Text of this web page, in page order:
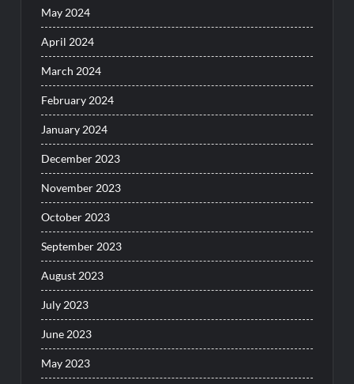
May 2024
April 2024
March 2024
February 2024
January 2024
December 2023
November 2023
October 2023
September 2023
August 2023
July 2023
June 2023
May 2023